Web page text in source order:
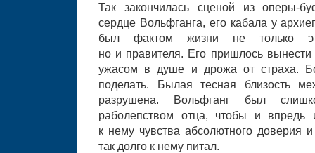
Так закончилась сценой из оперы-
сердце Вольфганга, его кабала у
был фактом жизни не только
но и правителя. Его пришлось
ужасом в душе и дрожа от страха.
поделать. Былая тесная близость
разрушена. Вольфганг был
раболепством отца, чтобы и впредь
к нему чувства абсолютного доверия
так долго к нему питал.